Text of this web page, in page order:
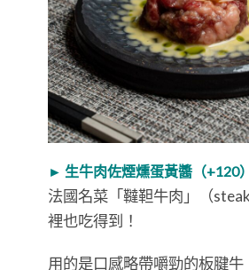
► 生牛肉佐煙燻蛋黃醬（+120）
法國名菜「韃靼牛肉」（
裡也吃得到！
用的是口感略帶嚼勁的板腱